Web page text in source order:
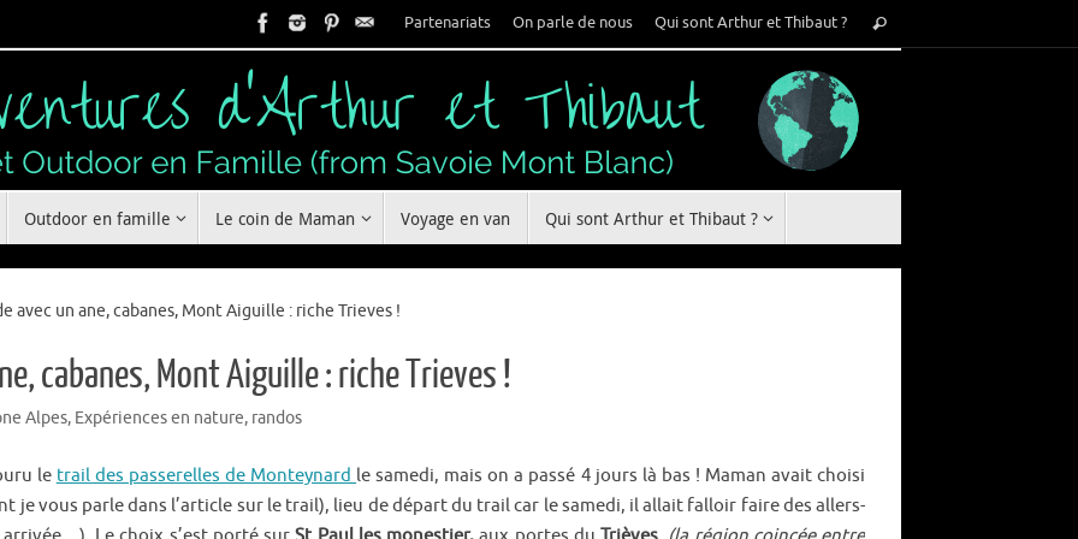
Partenariats On parle de nous Qui sont Arthur et Thibaut ?
pour
Rechercher
Outdoor en famille Le coin de Maman Voyage en van Qui sont Arthur et Thibaut ?
avec un ane, cabanes, Mont Aiguille : riche Trieves !
cabanes, Mont Aiguille : riche Trieves !
Alpes, Expériences en nature, randos
le trail des passerelles de Monteynard le samedi, mais on a passé 4 jours là bas ! Maman avait choisi
je vous parle dans l’article sur le trail), lieu de départ du trail car le samedi, il allait falloir faire des allers-